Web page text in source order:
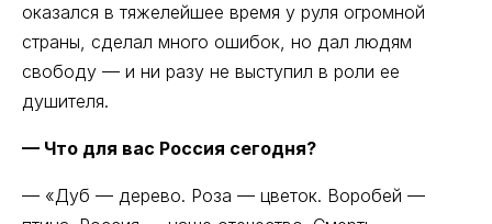
оказался в тяжелейшее время у руля огромной
страны, сделал много ошибок, но дал людям
свободу — и ни разу не выступил в роли ее
душителя.
— Что для вас Россия сегодня?
— «Дуб — дерево. Роза — цветок. Воробей —